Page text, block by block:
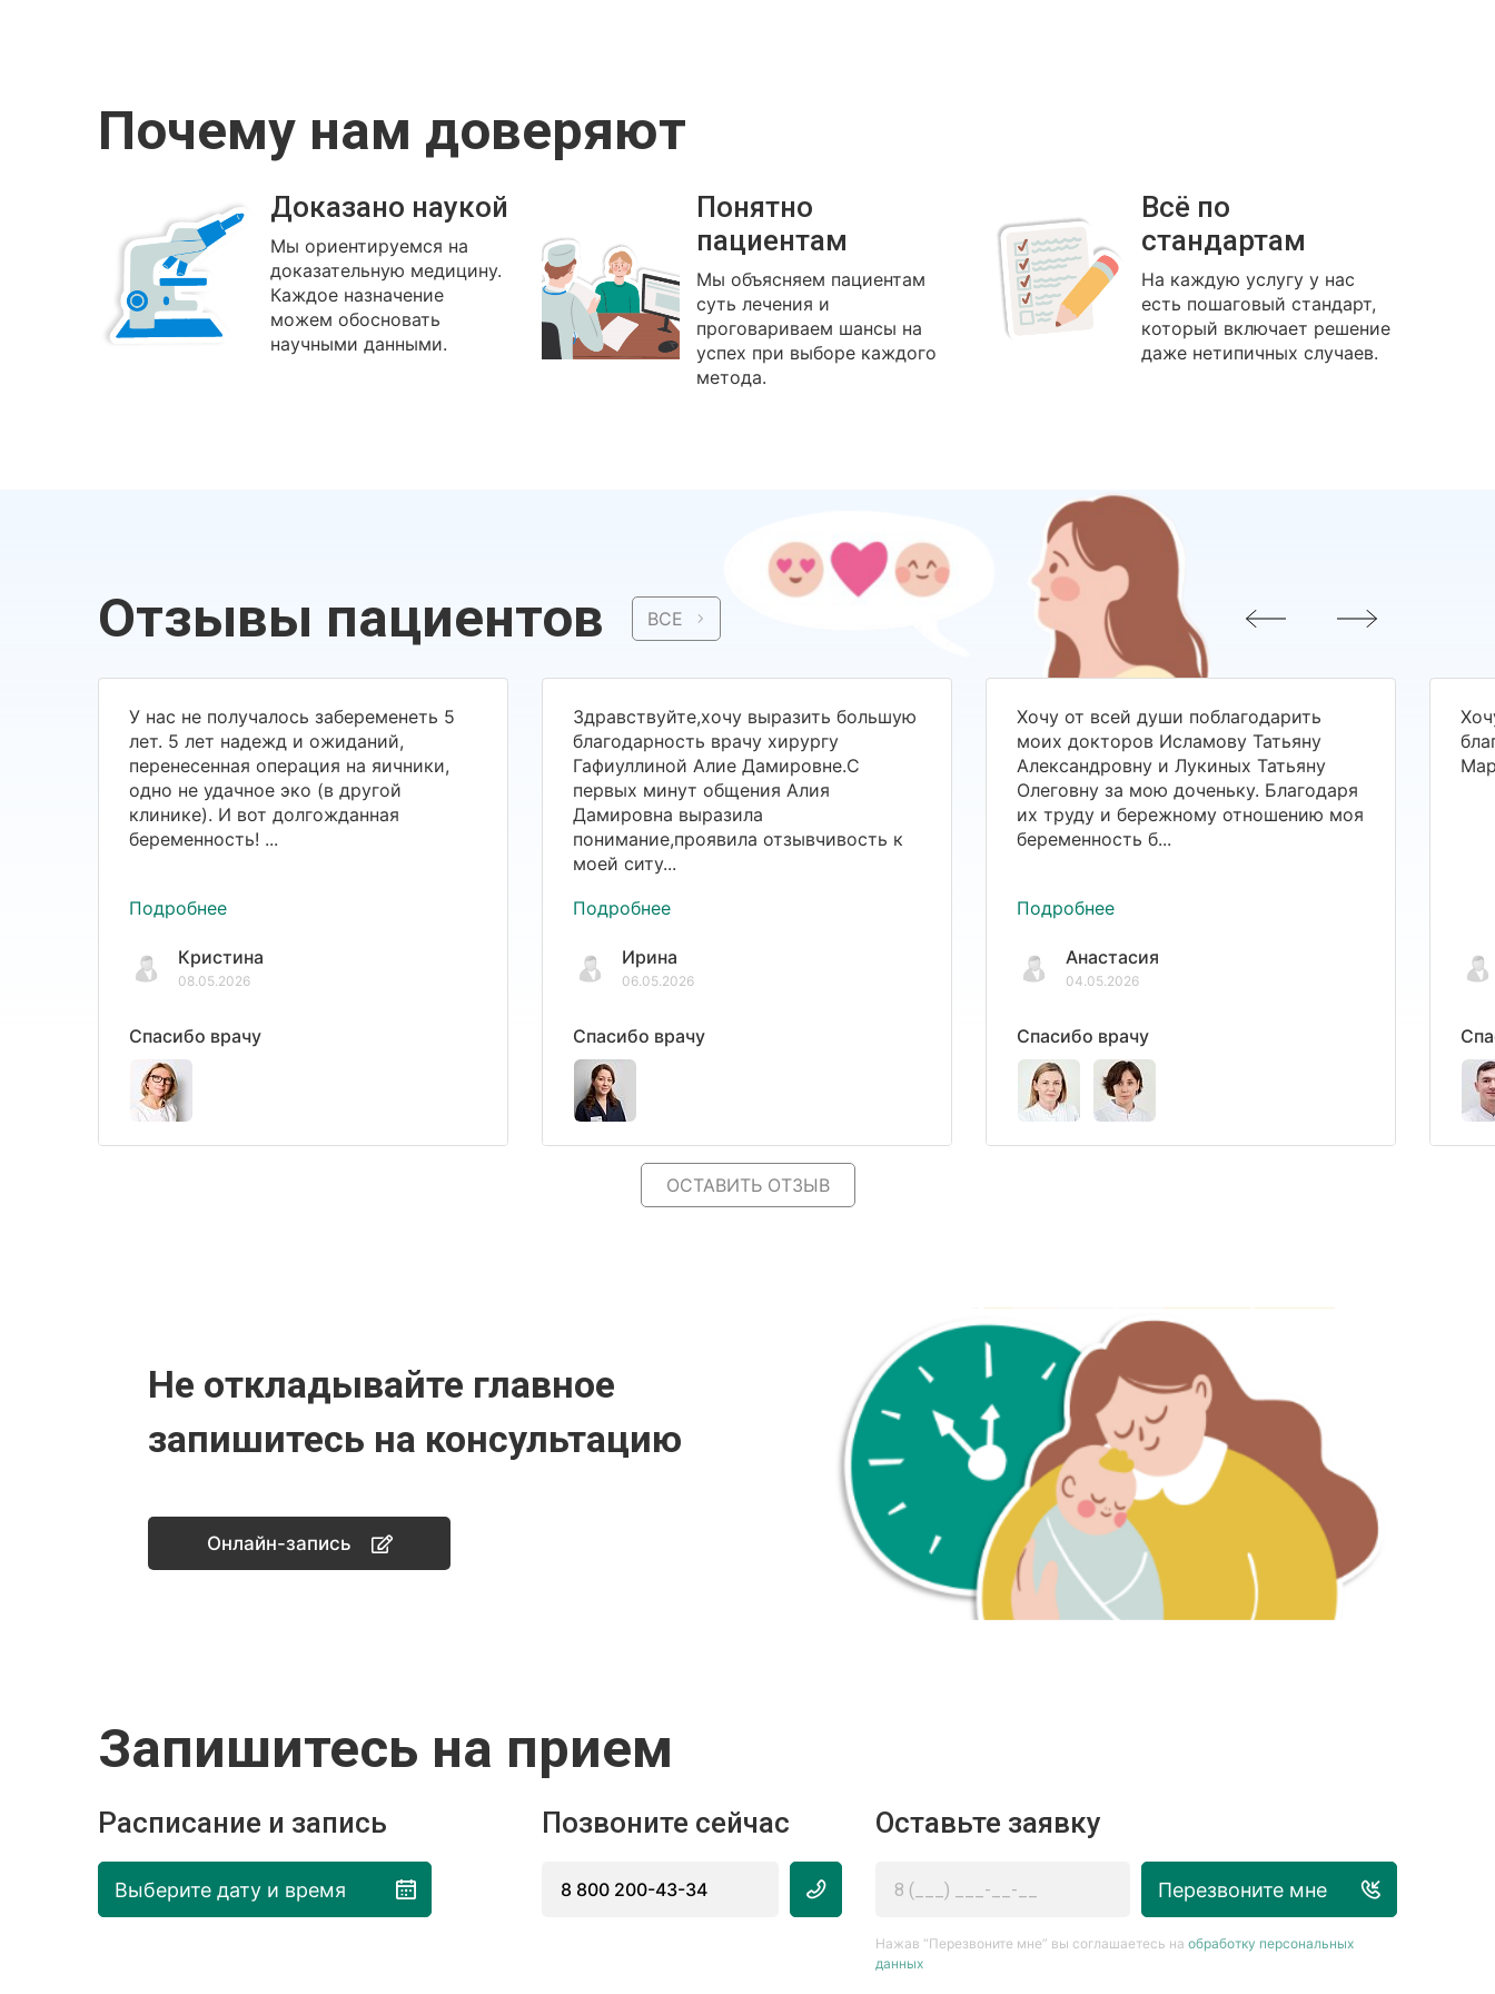
Почему нам доверяют
Доказано наукой
Мы ориентируемся на
доказательную медицину.
Каждое назначение
можем обосновать
научными данными.
Понятно
пациентам
Мы объясняем пациентам
суть лечения и
проговариваем шансы на
успех при выборе каждого
метода.
Всё по
стандартам
На каждую услугу у нас
есть пошаговый стандарт,
который включает решение
даже нетипичных случаев.
Отзывы пациентов ВСЕ
У нас не получалось забеременеть 5
лет. 5 лет надежд и ожиданий,
перенесенная операция на яичники,
одно не удачное эко (в другой
клинике). И вот долгожданная
беременность! ...
Подробнее
Кристина
08.05.2026
Спасибо врачу
Здравствуйте,хочу выразить большую
благодарность врачу хирургу
Гафиуллиной Алие Дамировне.С
первых минут общения Алия
Дамировна выразила
понимание,проявила отзывчивость к
моей ситу...
Подробнее
Ирина
06.05.2026
Спасибо врачу
Хочу от всей души поблагодарить
моих докторов Исламову Татьяну
Александровну и Лукиных Татьяну
Олеговну за мою доченьку. Благодаря
их труду и бережному отношению моя
беременность б...
Подробнее
Анастасия
04.05.2026
Спасибо врачу
ОСТАВИТЬ ОТЗЫВ
Не откладывайте главное
запишитесь на консультацию
Онлайн-запись
Запишитесь на прием
Расписание и запись
Выберите дату и время
Позвоните сейчас
8 800 200-43-34
Оставьте заявку
Перезвоните мне
Нажав “Перезвоните мне” вы соглашаетесь на обработку персональных
данных